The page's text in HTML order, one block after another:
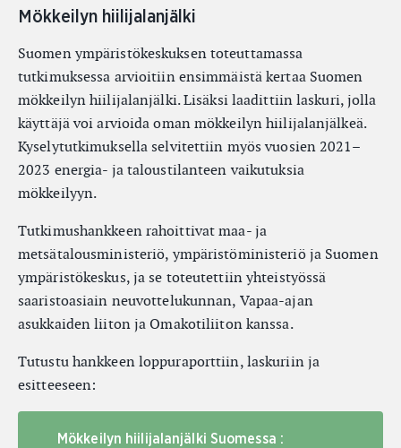
Mökkeilyn hiilijalanjälki
Suomen ympäristökeskuksen toteuttamassa
tutkimuksessa arvioitiin ensimmäistä kertaa Suomen
mökkeilyn hiilijalanjälki. Lisäksi laadittiin laskuri, jolla
käyttäjä voi arvioida oman mökkeilyn hiilijalanjälkeä.
Kyselytutkimuksella selvitettiin myös vuosien 2021–
2023 energia- ja taloustilanteen vaikutuksia
mökkeilyyn.
Tutkimushankkeen rahoittivat maa- ja
metsätalousministeriö, ympäristöministeriö ja Suomen
ympäristökeskus, ja se toteutettiin yhteistyössä
saaristoasiain neuvottelukunnan, Vapaa-ajan
asukkaiden liiton ja Omakotiliiton kanssa.
Tutustu hankkeen loppuraporttiin, laskuriin ja
esitteeseen:
Mökkeilyn hiilijalanjälki Suomessa :